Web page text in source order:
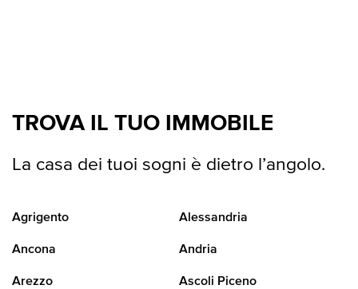
TROVA IL TUO IMMOBILE
La casa dei tuoi sogni è dietro l’angolo.
Agrigento Alessandria
Ancona Andria
Arezzo Ascoli Piceno